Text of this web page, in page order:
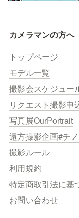
カメラマンの方へ
トップページ
モデル一覧
撮影会スケジュー
リクエスト撮影申
写真展OurPortrait
遠方撮影企画#チ
撮影ルール
利用規約
特定商取引法に基
お問い合わせ